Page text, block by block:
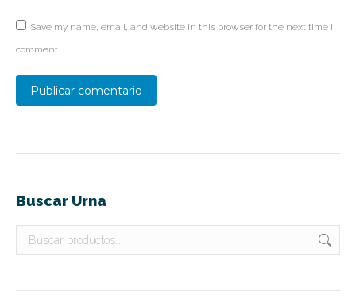
Save my name, email, and website in this browser for the next time I
comment.
Publicar comentario
Buscar Urna